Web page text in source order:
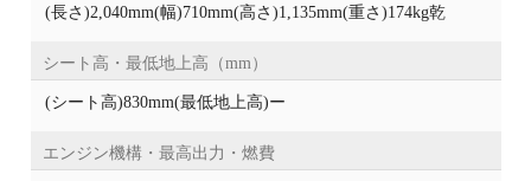
(長さ)2,040mm(幅)710mm(高さ)1,135mm(重さ)174kg乾
シート高・最低地上高（mm）
(シート高)830mm(最低地上高)ー
エンジン機構・最高出力・燃費